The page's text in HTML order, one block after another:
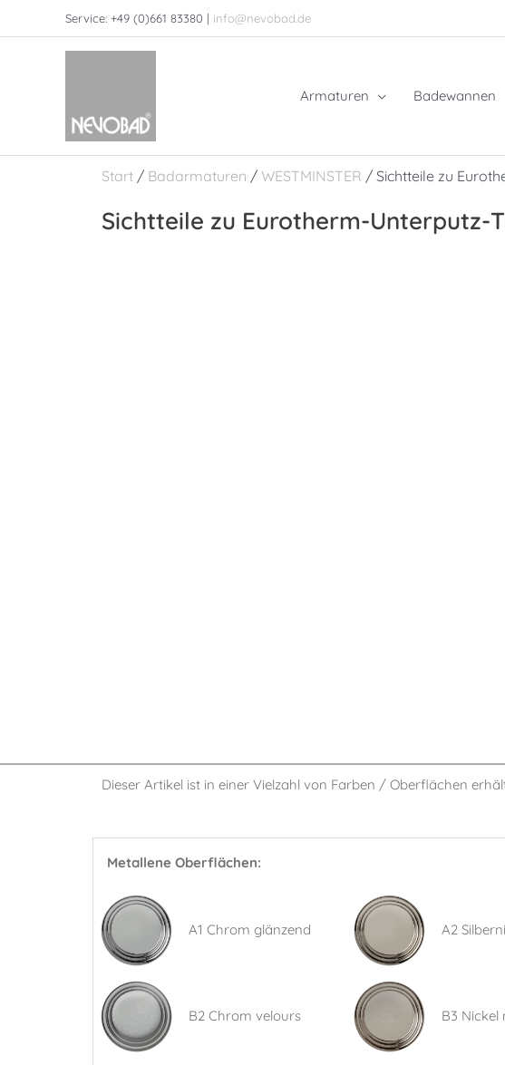
Service: +49 (0)661 83380 | info@nevobad.de
Armaturen Badewannen
Start / Badarmaturen / WESTMINSTER / Sichtteile zu
Sichtteile zu Eurotherm-Unterputz-
Dieser Artikel ist in einer Vielzahl von Farben / Oberflächen
Metallene Oberflächen:
A1 Chrom glänzend A2
B2 Chrom velours B3 Nickel